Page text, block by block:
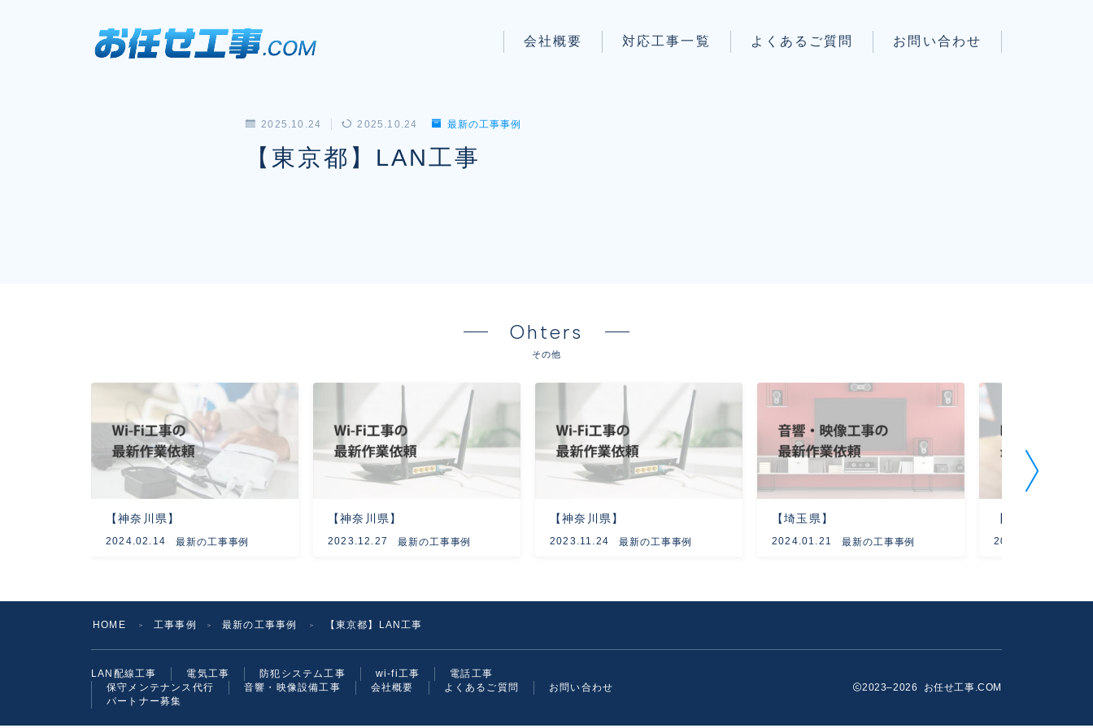
会社概要 対応工事一覧 よくあるご質問 お問い合わせ
2025.10.24 2025.10.24 最新の工事事例
【東京都】LAN工事
Ohters
その他
【神奈川県】
2024.02.14 最新の工事事例
【神奈川県】
2023.12.27 最新の工事事例
【神奈川県】
2023.11.24 最新の工事事例
【埼玉県】
2024.01.21 最新の工事事例 2024.02.12
HOME ＞ 工事事例 ＞ 最新の工事事例 ＞ 【東京都】LAN工事
LAN配線工事 電気工事 防犯システム工事 wi-fi工事
電話工事
保守メンテナンス代行
音響・映像設備工事 会社概要 よくあるご質問
お問い合わせ
パートナー募集
2023–2026 お任せ工事.COM